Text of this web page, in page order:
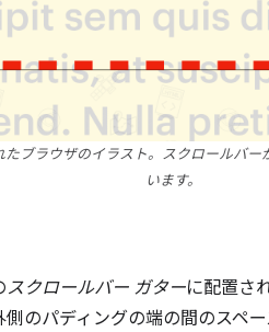
ブラウザのイラスト。スクロールバ
います。
スクロールバー ガターに配置さ
のパディングの端の間のスペ